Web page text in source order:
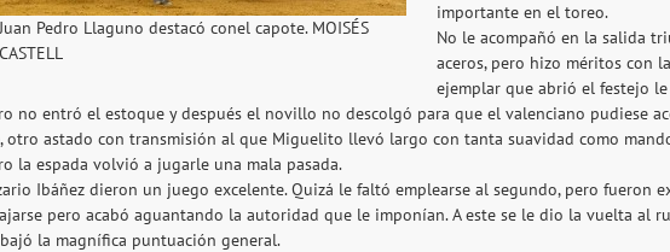
Juan Pedro Llaguno destacó conel capote. MOISÉS
CASTELL
importante en el toreo.
No le acompañó en la salida
aceros, pero hizo méritos con
ejemplar que abrió el festejo
no entró el estoque y después el novillo no descolgó para que el valenciano pudiese
otro astado con transmisión al que Miguelito llevó largo con tanta suavidad como
la espada volvió a jugarle una mala pasada.
Ibáñez dieron un juego excelente. Quizá le faltó emplearse al segundo, pero
pero acabó aguantando la autoridad que le imponían. A este se le dio la vuelta al
la magnífica puntuación general.